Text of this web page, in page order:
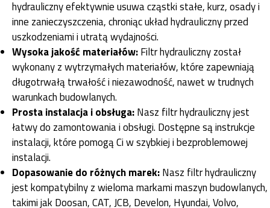
hydrauliczny efektywnie usuwa cząstki stałe, kurz, osady i
inne zanieczyszczenia, chroniąc układ hydrauliczny przed
uszkodzeniami i utratą wydajności.
Wysoka jakość materiałów:Filtr hydrauliczny został
wykonany z wytrzymałych materiałów, które zapewniają
długotrwałą trwałość i niezawodność, nawet w trudnych
warunkach budowlanych.
Prosta instalacja i obsługa:Nasz filtr hydrauliczny jest
łatwy do zamontowania i obsługi. Dostępne są instrukcje
instalacji, które pomogą Ci w szybkiej i bezproblemowej
instalacji.
Dopasowanie do różnych marek:Nasz filtr hydrauliczny
jest kompatybilny z wieloma markami maszyn budowlanych,
takimi jak Doosan, CAT, JCB, Develon, Hyundai, Volvo,